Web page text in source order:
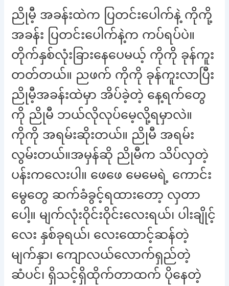
ညိုမီ့ အခန်းထဲက ပြတင်းပေါက်နဲ့ ကိုကို့
အခန်း ပြတင်းပေါက်နဲ့က ကပ်ရပ်ပဲ။
တိုက်နှစ်လုံးခြားနေပေမယ့် ကိုကို ခုန်ကူး
တတ်တယ်။ ညဖက် ကိုကို ခုန်ကူးလာပြီး
ညိုမီ့အခန်းထဲမှာ အိပ်ခဲ့တဲ့ နေ့ရက်တွေ
ကို ညိုမီ ဘယ်လိုလုပ်မေ့လို့ရမှာလဲ။
ကိုကို အရမ်းဆိုးတယ်။ ညိုမီ အရမ်း
လွမ်းတယ်။အမှန်ဆို ညိုမီက သိပ်လှတဲ့
ပန်းကလေးပါ။ ဖေဖေ မေမေရဲ့ ကောင်း
မွေတွေ ဆက်ခံခွင့်ရထားတော့ လှတာ
ပေါ့။ မျက်လုံးဝိုင်းဝိုင်းလေးရယ်၊ ပါးချိုင့်
လေး နှစ်ခုရယ်၊ လေးထောင့်ဆန်တဲ့
မျက်နှာ၊ ကျောလယ်လောက်ရှည်တဲ့
ဆံပင်၊ ရှိသင့်ရှိထိုက်တာထက် ပိုနေတဲ့